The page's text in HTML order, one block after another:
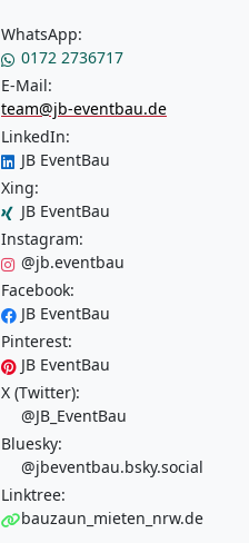
WhatsApp:
0172 2736717
E-Mail:
team@jb-eventbau.de
LinkedIn:
JB EventBau
Xing:
JB EventBau
Instagram:
@jb.eventbau
Facebook:
JB EventBau
Pinterest:
JB EventBau
X (Twitter):
@JB_EventBau
Bluesky:
@jbeventbau.bsky.social
Linktree:
bauzaun_mieten_nrw.de